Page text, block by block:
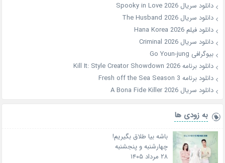
دانلود سریال Spooky in Love 2026
دانلود سریال The Husband 2026
دانلود فیلم Hana Korea 2026
دانلود سریال Criminal 2026
بیوگرافی Go Youn-jung
دانلود برنامه Kill It: Style Creator Showdown 2026
دانلود برنامه Fresh off the Sea Season 3
دانلود سریال A Bona Fide Killer 2026
به زودی ها
باشه بیا طلاق بگیریم!
چهارشنبه و پنجشنبه
۲۸ مرداد ۱۴۰۵